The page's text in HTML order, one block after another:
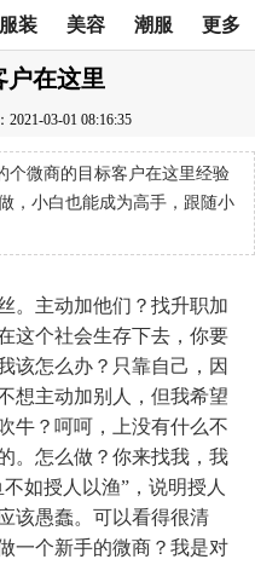
服装 美容 潮服 更多
户在这里
2021-03-01 08:16:35
个微商的目标客户在这里经验
，小白也能成为高手，跟随小
。主动加他们？找升职加
这个社会生存下去，你要
该怎么办？只靠自己，因
想主动加别人，但我希望
牛？呵呵，上没有什么不
。怎么做？你来找我，我
如授人以渔”，说明授人
该愚蠢。可以看得很清
一个新手的微商？我是对